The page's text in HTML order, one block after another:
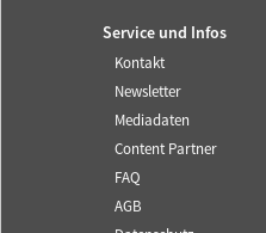
Service und Infos
Kontakt
Newsletter
Mediadaten
Content Partner
FAQ
AGB